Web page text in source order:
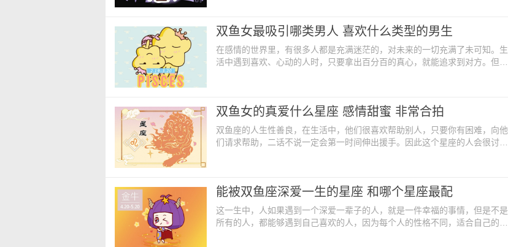
起，可以说是天造地设的一对，冷漠阴郁的天蝎座在性格方面可以说是有
双鱼女最吸引哪类男人 喜欢什么类型的男生
在感情的世界里，有很多人都是充满迷茫的，对未来的一切充满了未可知。生
活中遇到喜欢、心动的人时，只要拿出百分百的真心，就能追求到对方。但是
儿也不暗昧；以是磁场相近，电流也一接就通，会是使个眼色就能互通有无的
双鱼女的真爱什么星座 感情甜蜜 非常合拍
双鱼座的人生性善良，在生活中，他们很喜欢帮助别人，只要你有困难，向他
们请求帮助，二话不说一定会第一时间伸出援手。因此这个星座的人会很讨人
觉，她们就容易对谁一见钟情。比如金牛座，金牛座是个顾家的人，也是个
能被双鱼座深爱一生的星座 和哪个星座最配
这一生中，人如果遇到一个深爱一辈子的人，就是一件幸福的事情，但是不是
所有的人，都能够遇到自己喜欢的人，因为每个人的性格不同，适合自己的